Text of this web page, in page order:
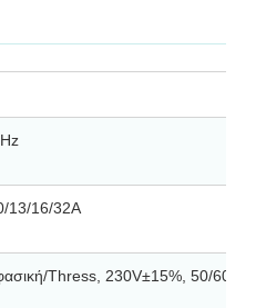
13/16/32A
Thress, 230V±15%, 50/60Hz